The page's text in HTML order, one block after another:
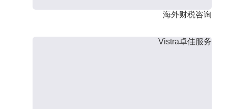
海外财税咨询
Vistra卓佳服务